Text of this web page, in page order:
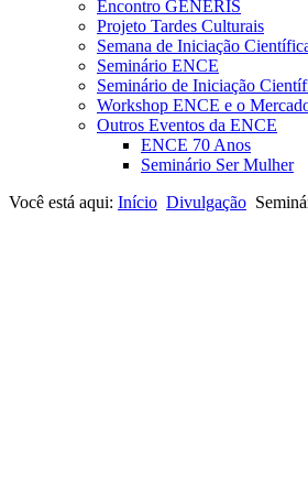
Encontro GENERIS
Projeto Tardes Culturais
Semana de Iniciação
Seminário ENCE
Seminário de Iniciação
Workshop ENCE e o
Outros Eventos da ENCE
ENCE 70 Anos
Seminário Ser Mulher
Você está aqui: Início Divulgação